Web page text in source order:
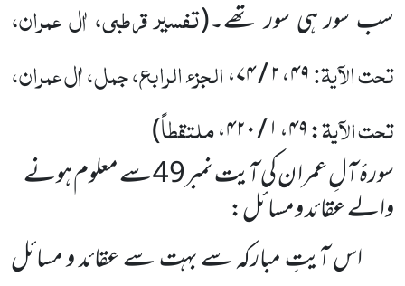
سب سور ہی سور تھے۔(تفسیر قرطبی، اٰل عمران،
تحت الآیۃ:۴۹، ۲ / ۷۴،
الجزء الرابع، جمل، اٰل عمران،
تحت الآیۃ: ۴۹، ۱ / ۴۲۰، ملتقطاً)
سورۂ آلِ عمرا ن کی آیت نمبر
49 سے معلوم ہونے
والے عقائد ومسائل:
اس آیتِ مبارکہ سے بہت سے عقائد و مسائل